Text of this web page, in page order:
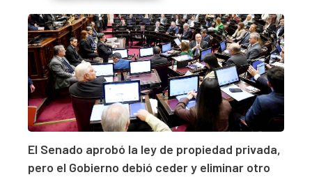
El Senado aprobó la ley de propiedad privada,
pero el Gobierno debió ceder y eliminar otro